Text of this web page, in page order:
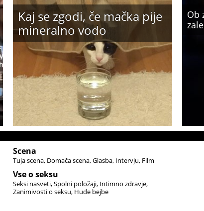
Kaj se zgodi, če mačka pije
mineralno vodo
Ob
Scena
Tuja scena Domača scena Glasba Intervju Film
Vse o seksu
Seksi nasveti Spolni položaji Intimno zdravje
Zanimivosti o seksu Hude bejbe